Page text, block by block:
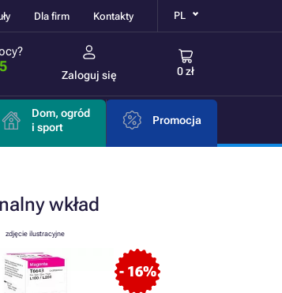
Dla firm Kontakty PL
Zaloguj się 0 zł
Dom, ogród
i sport
Promocja
wkład
zdjęcie ilustracyjne
- 16%